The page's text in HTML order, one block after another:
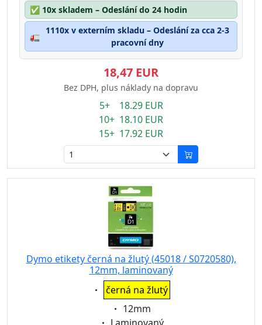
✅ 10x skladem – Odeslání do 24 hodin
🚛
1110x v externím skladu – Odeslání za cca 2-3
pracovní dny
18,47 EUR
Bez DPH, plus náklady na dopravu
5+ 18.29 EUR
10+ 18.10 EUR
15+ 17.92 EUR
Dymo etikety černá na žlutý (45018 / S0720580),
12mm, laminovaný
Eigenschaft:
černá na žlutý
Eigenschaft:
12mm
Eigenschaft: